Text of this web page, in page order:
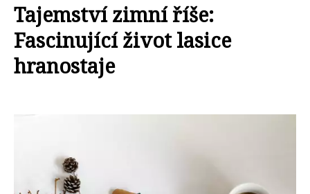
Tajemství zimní říše:
Fascinující život lasice
hranostaje